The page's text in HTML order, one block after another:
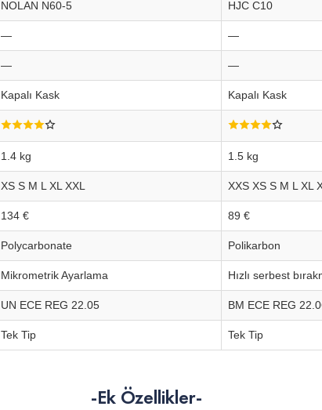
NOLAN N60-5 HJC C10
— —
— —
Kapalı Kask Kapalı Kask
1.4 kg 1.5 kg
XS S M L XL XXL XXS XS S M L XL
134 € 89 €
Polycarbonate Polikarbon
Mikrometrik Ayarlama Hızlı serbest
UN ECE REG 22.05 BM ECE REG
Tek Tip Tek Tip
-Ek Özellikler-